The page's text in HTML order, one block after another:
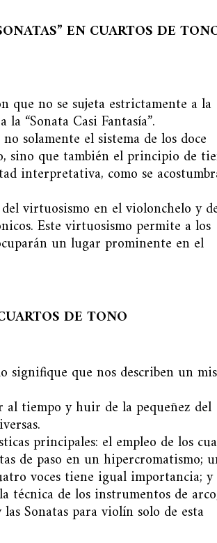
EN CUARTOS DE
que no se sujeta estrictamente a la
la “Sonata Casi Fantasía”.
solamente el sistema de los doce
sino que también el principio de
interpretativa, como se
virtuosismo en el violonchelo y
Este virtuosismo permite a los
un lugar prominente en el
DE TONO
signifique que nos describen un
al tiempo y huir de la pequeñez del
principales: el empleo de los
de paso en un hipercromatismo;
voces tiene igual importancia;
técnica de los instrumentos de
Sonatas para violín solo de esta